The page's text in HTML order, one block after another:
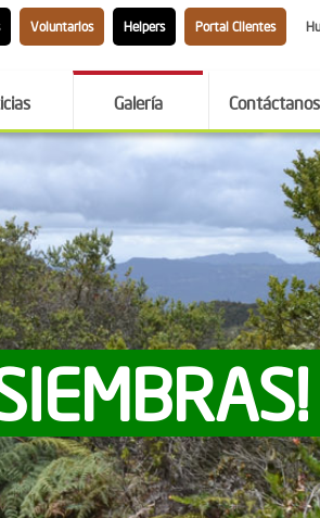
Voluntarios Helpers Portal Clientes
Galería Contáctanos